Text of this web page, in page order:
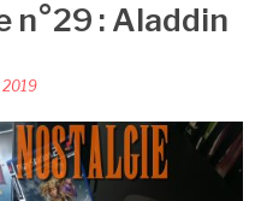
n°29 : Aladdin